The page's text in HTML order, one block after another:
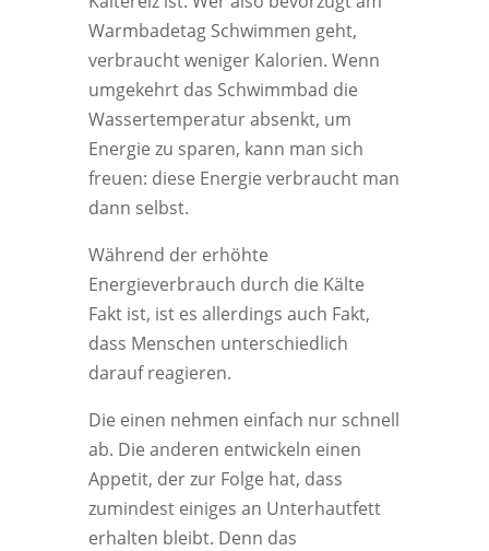
Warmbadetag Schwimmen geht,
verbraucht weniger Kalorien. Wenn
umgekehrt das Schwimmbad die
Wassertemperatur absenkt, um
Energie zu sparen, kann man sich
freuen: diese Energie verbraucht man
dann selbst.
Während der erhöhte
Energieverbrauch durch die Kälte
Fakt ist, ist es allerdings auch Fakt,
dass Menschen unterschiedlich
darauf reagieren.
Die einen nehmen einfach nur schnell
ab. Die anderen entwickeln einen
Appetit, der zur Folge hat, dass
zumindest einiges an Unterhautfett
erhalten bleibt. Denn das